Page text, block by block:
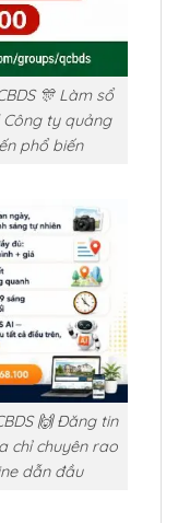
🎊 Làm sổ
Công ty quảng
phổ biến
🙌 Đăng tin
chỉ chuyên rao
dẫn đầu